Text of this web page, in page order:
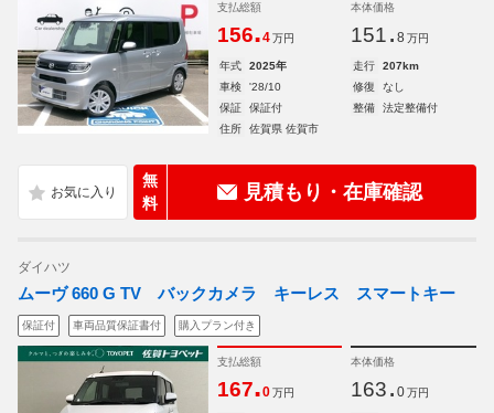
支払総額
156.4 万円
本体価格
151. 8 万円
年式 2025年 走行
207km
車検
'28/10 修復
なし
保証
保証付 整備
法定整備付
住所
佐賀県 佐賀市
無
料
見積もり・在庫確認
ダイハツ
ムーヴ 660 G TV バックカメラ キーレス スマートキー
保証付 車両品質保証書付 購入プラン付き
支払総額
167.0 万円
本体価格
163. 0 万円